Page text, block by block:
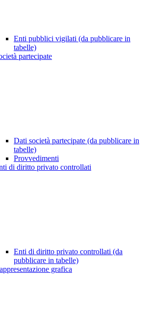
Enti pubblici vigilati (da pubblicare in
tabelle)
partecipate
Dati società partecipate (da pubblicare in
tabelle)
Provvedimenti
di diritto privato controllati
Enti di diritto privato controllati (da
pubblicare in tabelle)
grafica